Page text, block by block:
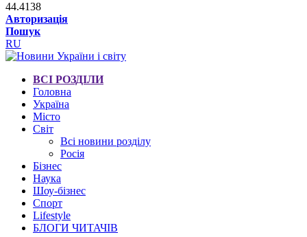
44.4138
Авторизація
Пошук
RU
ВСІ РОЗДІЛИ
Головна
Україна
Місто
Світ
Всі новини розділу
Росія
Бізнес
Наука
Шоу-бізнес
Спорт
Lifestyle
БЛОГИ ЧИТАЧІВ